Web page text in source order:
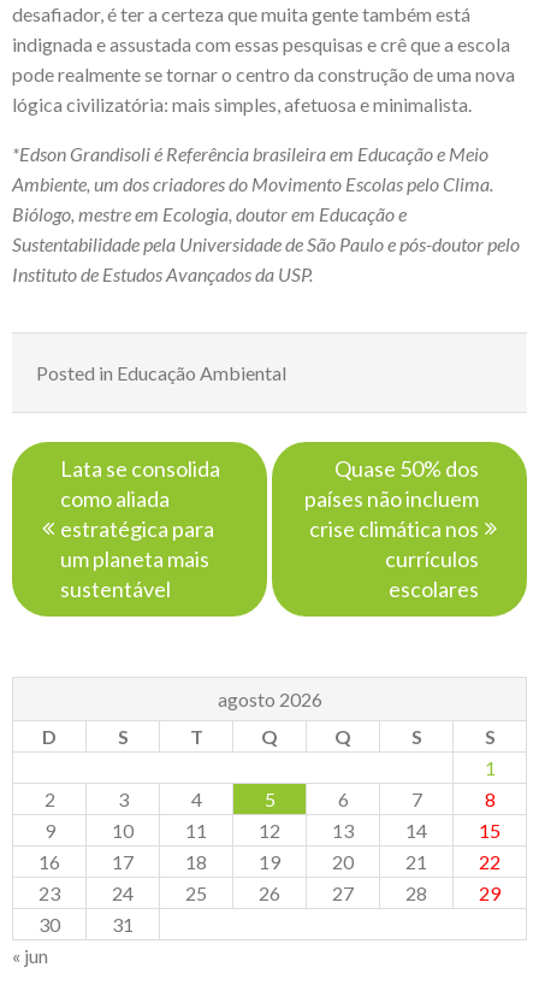
desafiador, é ter a certeza que muita gente também está
indignada e assustada com essas pesquisas e crê que a escola
pode realmente se tornar o centro da construção de uma nova
lógica civilizatória: mais simples, afetuosa e minimalista.
*Edson Grandisoli é Referência brasileira em Educação e Meio
Ambiente, um dos criadores do Movimento Escolas pelo Clima.
Biólogo, mestre em Ecologia, doutor em Educação e
Sustentabilidade pela Universidade de São Paulo e pós-doutor pelo
Instituto de Estudos Avançados da USP.
Posted in Educação Ambiental
Navegação
de
Post
Lata se consolida
como aliada
estratégica para
um planeta mais
sustentável
Quase 50% dos
países não incluem
crise climática nos
currículos
escolares
agosto 2026
D
S T Q Q S
S
1
2
3 4 5 6 7
8
9
10 11 12 13 14
15
16
17 18 19 20 21
22
23
24 25 26 27 28
29
30
31
« jun